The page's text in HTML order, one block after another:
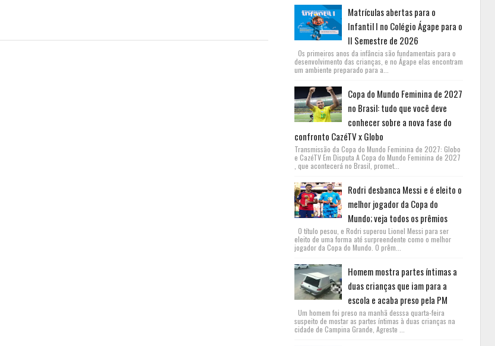
Matrículas abertas para o
Infantil I no Colégio Ágape para o
II Semestre de 2026
Os primeiros anos da infância são fundamentais para o
desenvolvimento das crianças, e no Ágape elas encontram
um ambiente preparado para a...
Copa do Mundo Feminina de 2027
no Brasil: tudo que você deve
conhecer sobre a nova fase do
confronto CazéTV x Globo
Transmissão da Copa do Mundo Feminina de 2027: Globo
e CazéTV Em Disputa A Copa do Mundo Feminina de 2027
, que acontecerá no Brasil, promet...
Rodri desbanca Messi e é eleito o
melhor jogador da Copa do
Mundo; veja todos os prêmios
O título pesou, e Rodri superou Lionel Messi para ser
eleito de uma forma até surpreendente como o melhor
jogador da Copa do Mundo. O prêm...
Homem mostra partes íntimas a
duas crianças que iam para a
escola e acaba preso pela PM
Um homem foi preso na manhã desssa quarta-feira
suspeito de mostar as partes íntimas à duas crianças na
cidade de Campina Grande, Agreste ...